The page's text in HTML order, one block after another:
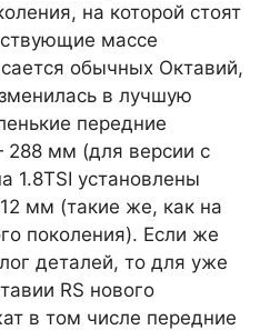
на которой стоят
массе
обычных Октавий,
в лучшую
передние
мм (для версии с
1.8TSI установлены
мм (такие же, как на
поколения). Если же
деталей, то для уже
RS нового
в том числе передние